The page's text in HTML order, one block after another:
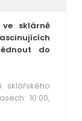
sklárně
do
sklářského
10:00,